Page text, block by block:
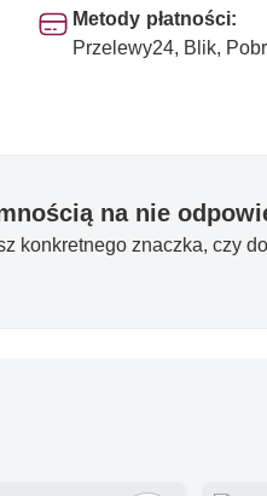
Metody płatności:
Przelewy24, Blik,
na nie
konkretnego znaczka, czy